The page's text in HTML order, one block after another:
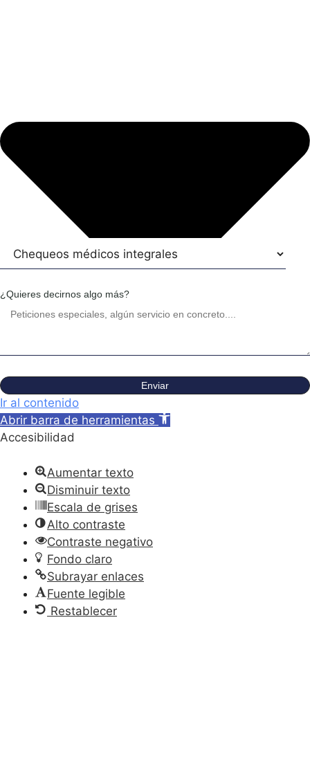
¿Quieres decirnos algo más?
Enviar
Ir al contenido
Abrir barra de herramientas
Accesibilidad
Aumentar texto
Disminuir texto
Escala de grises
Alto contraste
Contraste negativo
Fondo claro
Subrayar enlaces
Fuente legible
Restablecer